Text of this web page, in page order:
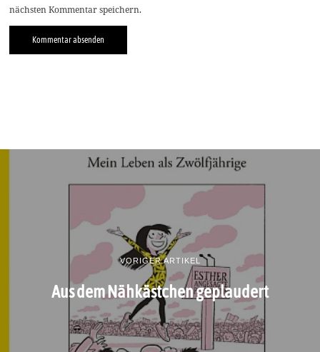
nächsten Kommentar speichern.
VORIGER ARTIKEL
Aus dem Nähkästchen geplaudert